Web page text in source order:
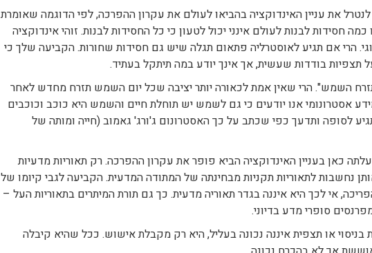
את עניין האינדוקציה בהביאו לעולם את עקרון ההפרכה, לפי הדוגמה שאומרת
חסידות לבנות לעולם אינני יכול לטעון כי כל החסידות לבנות. זוהי אינדוקציה
הרי אם תגיע לאוסטרליה פתאום תגלה שיש גם חסידות שחורות. הקביעה שלך כי
תצפיות בודדות שעשית, אך אינך יודע במה תיתקל בעתיד.
השמש". הרי שאין אמת לכאורה יותר יציבה שכל יום השמש תזרח מחדש לאחר
אסטרונומי אנו יודעים כי גם לשמש יש תוחלת חיים והשמש היא כוכב וכוכבים
לסופה ותדעך כפי שכתב על כך האסטרונום ג'ורג' גאמוב (חייה ומותה של
כאן בעניין האינדוקציה הביא פופר את עקרון ההפרכה. רק תאוריות מדעיות
נחשבות לתאוריות תקניות מבחינתה של המתודה המדעית. הקביעה לגבי קיומו של
אי לכך היא איננה בגדר תאוריה מדעית. כך גם תורת המיתרים בתאוריות העל –
סופרי מדע בדיוני.
או תצפית איננה נכונה בעליל, היא רק מקבלת אישוש. ככל שהיא קיבלה